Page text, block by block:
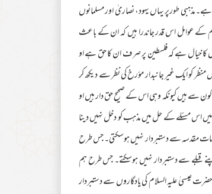
طورپر یہاں یہود، نصاریٰ اور مسلمانوں
کے عوامل اس قدر جاندرا ہیں کہ ان کے باعث
کا خیال ہے کہ فلسطین پر صر ف ان کا حق ہے او
کو ایک غیر جانبدار مؤرخ کی نظر سے دیکھ کر
سے ہیں کیونکہ وہی اس کے صحیح حق دار ہیں او
اس مسئلے کے حل میں مذہب کو دخل نہیں دینا
مقدسہ سے دستبردار نہیں ہوسکتی۔ جس طرح
قبلے سے دستبردار نہیں ہوسکتے۔ جس طرح ہم
عیسیٰ علیہ السلام کی یادگاروں سے دستبردار